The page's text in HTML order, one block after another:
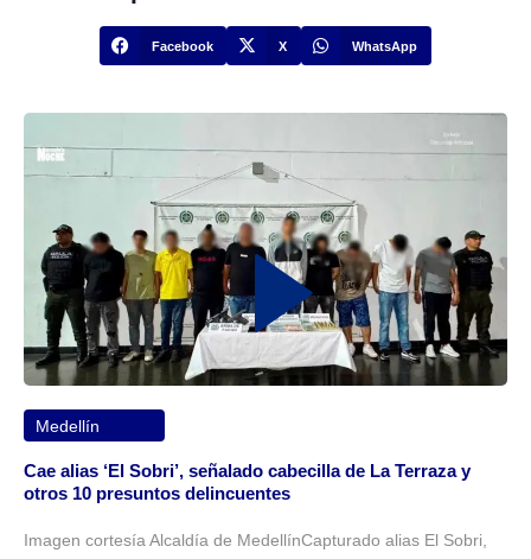
Facebook X WhatsApp
Medellín
Cae alias ‘El Sobri’, señalado cabecilla de La Terraza y
otros 10 presuntos delincuentes
Imagen cortesía Alcaldía de MedellínCapturado alias El Sobri,